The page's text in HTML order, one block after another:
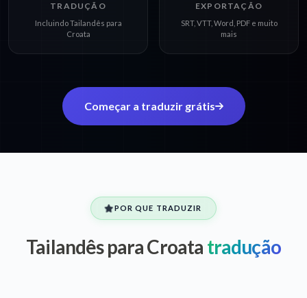
TRADUÇÃO
Incluindo Tailandês para
Croata
EXPORTAÇÃO
SRT, VTT, Word, PDF e muito
mais
Começar a traduzir grátis
POR QUE TRADUZIR
Tailandês para Croata tradução